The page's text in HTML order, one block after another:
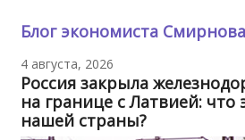
Блог экономиста Смирнова
4 августа, 2026
Россия закрыла
на границе с Латвией: что
нашей страны?